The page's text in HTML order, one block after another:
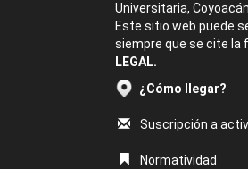
Universitaria,
Este sitio web puede
siempre que se cite la
LEGAL.
¿Cómo llegar?
Suscripción a
Normatividad